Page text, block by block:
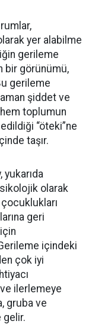
yer alabilme
gerileme
bir görünümü,
gerileme
şiddet ve
toplumun
“öteki”ne
taşır.
olarak
geri
içindeki
çok iyi
ilerlemeye
gruba ve
gelir.